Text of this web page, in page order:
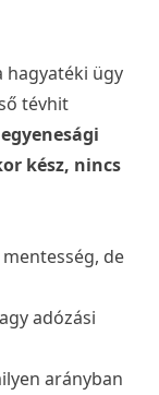
hagyatéki ügy
tévhit
kész, nincs
de
adózási
arányban